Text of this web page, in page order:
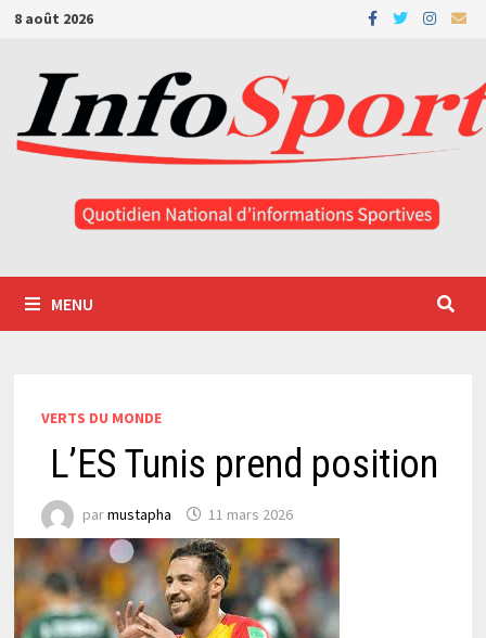
Passer
contenu
8 août 2026
MENU
VERTS DU MONDE
L’ES Tunis prend position
parmustapha 11 mars 2026